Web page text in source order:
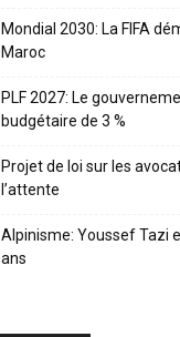
Mondial 2030: La FIFA
Maroc
PLF 2027: Le
budgétaire de 3 %
Projet de loi sur les
l’attente
Alpinisme: Youssef Tazi
ans